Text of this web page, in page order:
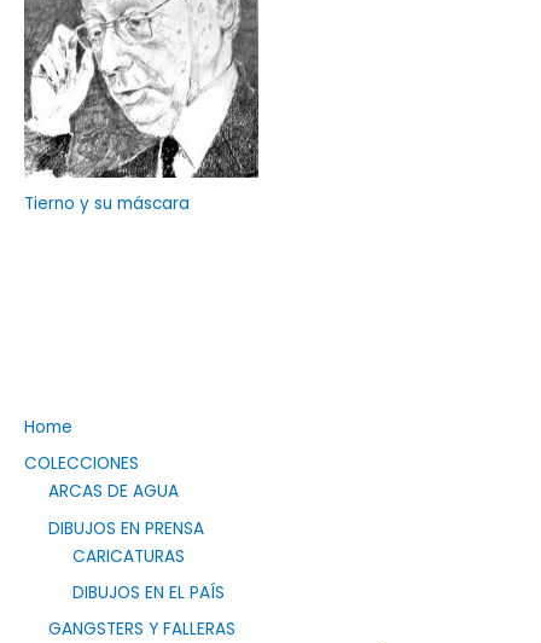
Home
COLECCIONES
ARCAS DE AGUA
DIBUJOS EN PRENSA
CARICATURAS
DIBUJOS EN EL PAÍS
GANGSTERS Y FALLERAS
Tierno y su máscara